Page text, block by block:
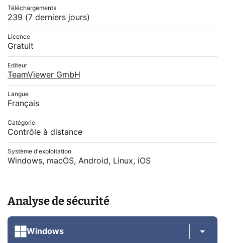
Téléchargements
239 (7 derniers jours)
Licence
Gratuit
Editeur
TeamViewer GmbH
Langue
Français
Catégorie
Contrôle à distance
Système d'exploitation
Windows, macOS, Android, Linux, iOS
Analyse de sécurité
Windows